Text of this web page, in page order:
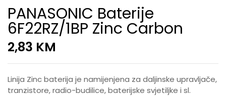
PANASONIC Baterije
6F22RZ/1BP Zinc Carbon
2,83 KM
Linija Zinc baterija je namijenjena za daljinske upravljače,
tranzistore, radio-budilice, baterijske svjetiljke i sl.